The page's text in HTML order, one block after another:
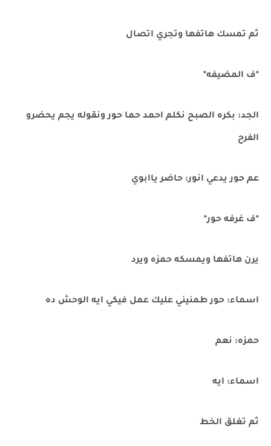
ثم تمسك هاتفها وتجري اتصال
*ف المضيفه*
الجد: بكره الصبح نكلم احمد حما حور ونقوله يجم يحضرو
الفرح
عم حور يدعي انور: حاضر ياابوي
*ف غرفه حور*
يرن هاتفها ويمسكه حمزه ويرد
اسماء: حور طمنيني عليك عمل فيكي ايه الوحش ده
حمزه: نعم
اسماء: ايه
ثم تغلق الخط